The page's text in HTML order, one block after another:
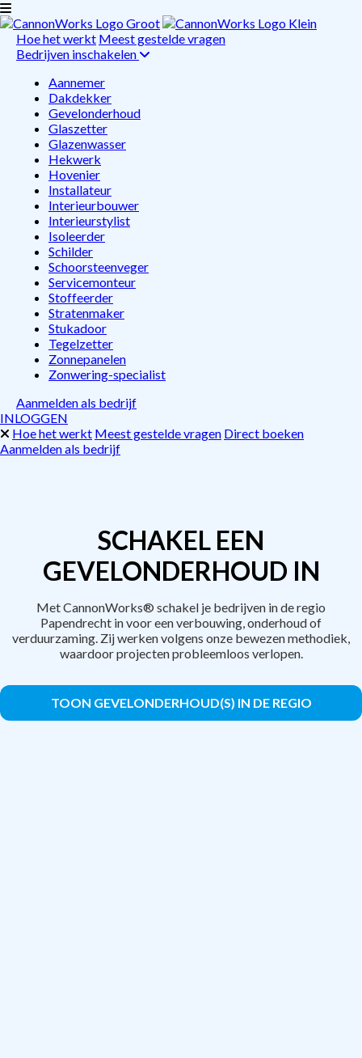
Hoe het werkt Meest gestelde vragen
Bedrijven inschakelen
Aannemer
Dakdekker
Gevelonderhoud
Glaszetter
Glazenwasser
Hekwerk
Hovenier
Installateur
Interieurbouwer
Interieurstylist
Isoleerder
Schilder
Schoorsteenveger
Servicemonteur
Stoffeerder
Stratenmaker
Stukadoor
Tegelzetter
Zonnepanelen
Zonwering-specialist
Aanmelden als bedrijf
INLOGGEN
Hoe het werkt Meest gestelde vragen Direct boeken
Aanmelden als bedrijf
SCHAKEL EEN
GEVELONDERHOUD IN
Met CannonWorks® schakel je bedrijven in de regio
Papendrecht in voor een verbouwing, onderhoud of
verduurzaming. Zij werken volgens onze bewezen methodiek,
waardoor projecten probleemloos verlopen.
TOON GEVELONDERHOUD(S) IN DE REGIO